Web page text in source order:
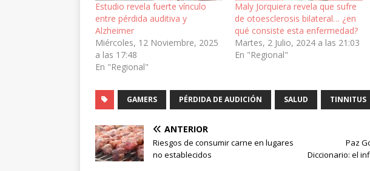
Estudio revela fuerte vínculo
entre pérdida auditiva y
Alzheimer
Miércoles, 12 Noviembre, 2025
a las 17:48
En "Regional"
Maly Jorquiera revela que sufre
de otoesclerosis bilateral… ¿en
qué consiste esta enfermedad?
Martes, 2 Julio, 2024 a las 21:03
En "Regional"
GAMERS PÉRDIDA DE AUDICIÓN SALUD TINNITUS
ANTERIOR
Riesgos de consumir carne en lugares
no establecidos
Paz
Diccionario: el